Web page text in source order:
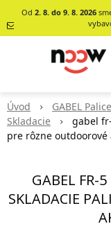
Od2. 8. do 9. 8. 2026
0903620260
Úvod GABEL Palice
Skladacie
gabel
pre rôzne outdoorové
GABEL FR-
SKLADACIE